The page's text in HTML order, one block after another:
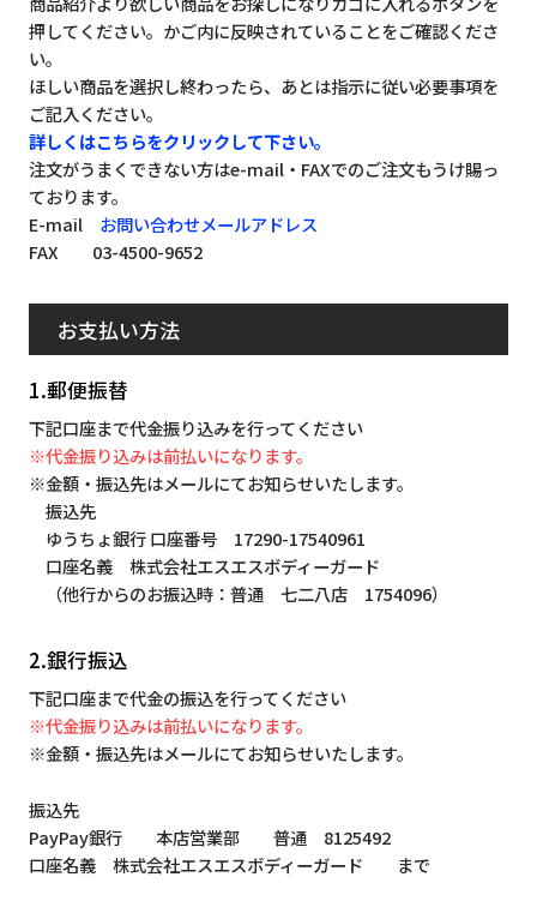
押してください。かご内に反映されていることをご確認くださ
い。
ほしい商品を選択し終わったら、あとは指示に従い必要事項を
ご記入ください。
詳しくはこちらをクリックして下さい。
注文がうまくできない方はe-mail・FAXでのご注文もうけ賜っ
ております。
E-mail お問い合わせメールアドレス
FAX 03-4500-9652
お支払い方法
1.郵便振替
下記口座まで代金振り込みを行ってください
※代金振り込みは前払いになります。
※金額・振込先はメールにてお知らせいたします。
振込先
ゆうちょ銀行 口座番号 17290-17540961
口座名義 株式会社エスエスボディーガード
（他行からのお振込時：普通 七二八店 1754096）
2.銀行振込
下記口座まで代金の振込を行ってください
※代金振り込みは前払いになります。
※金額・振込先はメールにてお知らせいたします。
振込先
PayPay銀行 本店営業部 普通 8125492
口座名義 株式会社エスエスボディーガード まで